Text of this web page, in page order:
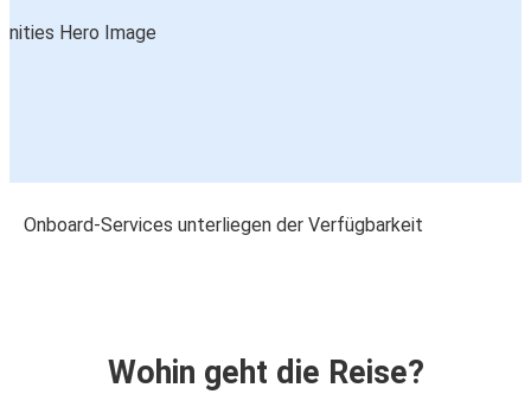
Onboard-Services unterliegen der Verfügbarkeit
Wohin geht die Reise?